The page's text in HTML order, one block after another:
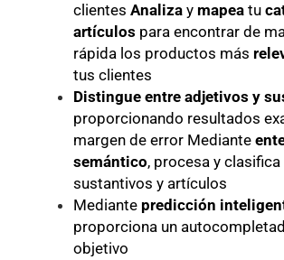
clientes Analiza y mapea tu
artículos para encontrar de
rápida los productos más
tus clientes
Distingue entre adjetivos y
proporcionando resultados
margen de error Mediante
semántico, procesa y
sustantivos y artículos
Mediante predicción
proporciona un
objetivo